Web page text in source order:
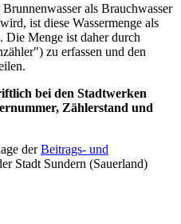
als Brauchwasser
ist diese Wassermenge als
Die Menge ist daher durch
zu erfassen und den
bei den Stadtwerken
Zählerstand und
derBeitrags- und
Stadt Sundern (Sauerland)